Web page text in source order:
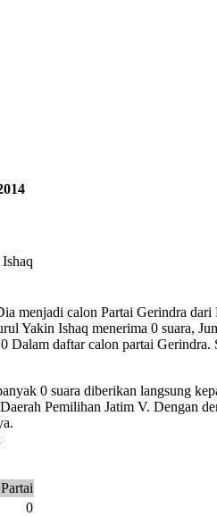
menjadi calon Partai Gerindra dari
Yakin Ishaq menerima 0 suara,
Dalam daftar calon partai
0 suara diberikan langsung
Pemilihan Jatim V. Dengan
0